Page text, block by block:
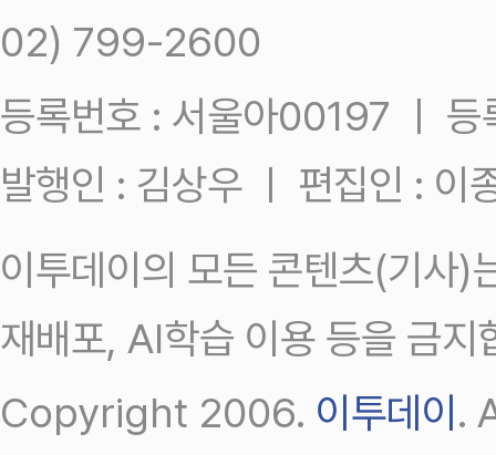
02) 799-2600
등록번호 : 서울아00197 ㅣ
발행인 : 김상우 ㅣ 편집인 : 이
이투데이의 모든 콘텐츠(기사)
재배포, AI학습 이용 등을 금지
Copyright 2006. 이투데이 .